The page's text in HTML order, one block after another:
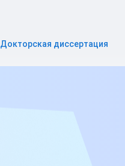
Докторская диссертация